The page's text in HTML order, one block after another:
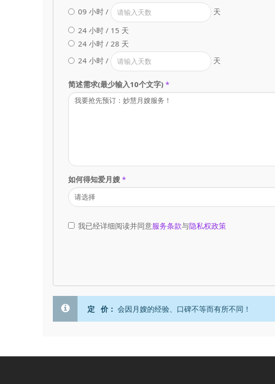
09 小时 /
天
24 小时 / 15 天
24 小时 / 28 天
24 小时 /
天
简述需求(最少输入10个文字) *
如何得知爱月嫂 *
我已经详细阅读并同意服务条款与隐私权政策
定 价： 会因月嫂的经验、口碑不等而有所不同！